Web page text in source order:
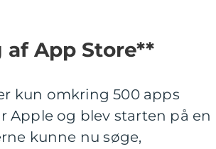
App Store**
kun omkring 500 apps
og blev starten på en
kunne nu søge,